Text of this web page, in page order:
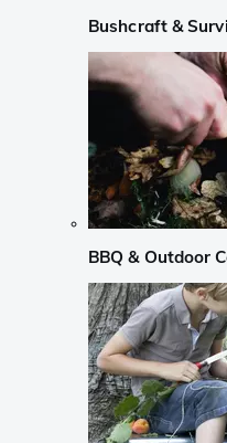
Bushcraft &
BBQ & Outdoor